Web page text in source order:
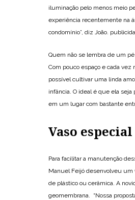
iluminação pelo menos meio
experiência recentemente na
condomínio”, diz João.
Quem não se lembra de um
Com pouco espaço e cada vez
possível cultivar uma linda
infância. O ideal é que ela
em um lugar com bastante
Vaso especial
Para facilitar a manutenção
Manuel Feijó desenvolveu um
de plástico ou cerâmica. A
geomembrana. “Nossa